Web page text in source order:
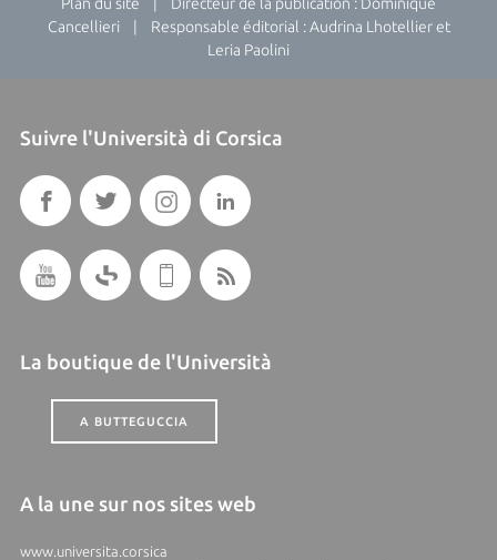
Cancellieri | Responsable éditorial : Audrina Lhotellier et
Leria Paolini
Suivre l'Università di Corsica
La boutique de l'Università
A BUTTEGUCCIA
A la une sur nos sites web
www.universita.corsica